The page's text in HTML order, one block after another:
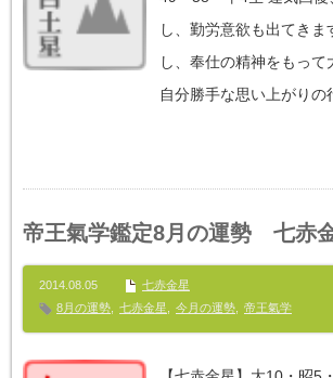
し、勤労意欲も出てきま
し、奉仕の精神をもっ
自分勝手な思い上がりの
帝王氣学鑑定8月の運勢 七赤
2014.08.05
七赤金星
8月の運勢
七赤金星 今月の運勢 帝王氣学